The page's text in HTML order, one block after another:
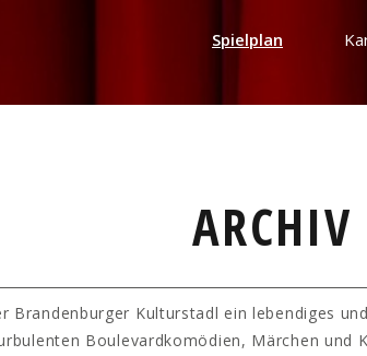
Spielplan
ARCHIV
Brandenburger Kulturstadl ein lebendiges
Boulevardkomödien, Märchen und